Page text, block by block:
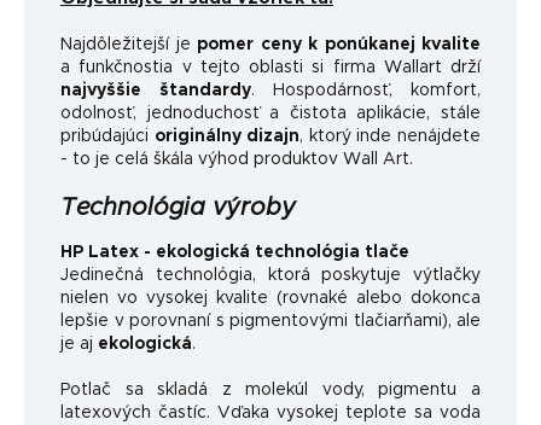
Najdôležitejší je pomer ceny k ponúkanej kvalite
a funkčnostia v tejto oblasti si firma Wallart drží
najvyššie štandardy. Hospodárnosť, komfort,
odolnosť, jednoduchosť a čistota aplikácie, stále
pribúdajúci originálny dizajn, ktorý inde nenájdete
- to je celá škála výhod produktov Wall Art.
Technológia výroby
HP Latex - ekologická technológia tlače
Jedinečná technológia, ktorá poskytuje výtlačky
nielen vo vysokej kvalite (rovnaké alebo dokonca
lepšie v porovnaní s pigmentovými tlačiarňami), ale
je aj ekologická.
Potlač sa skladá z molekúl vody, pigmentu a
latexových častíc. Vďaka vysokej teplote sa voda